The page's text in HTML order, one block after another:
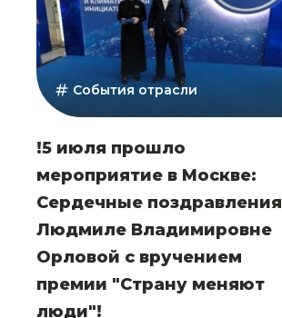
События отрасли
!5 июля прошло
мероприятие в Москве:
Сердечные поздравления
Людмиле Владимировне
Орловой с вручением
премии "Страну меняют
люди"!